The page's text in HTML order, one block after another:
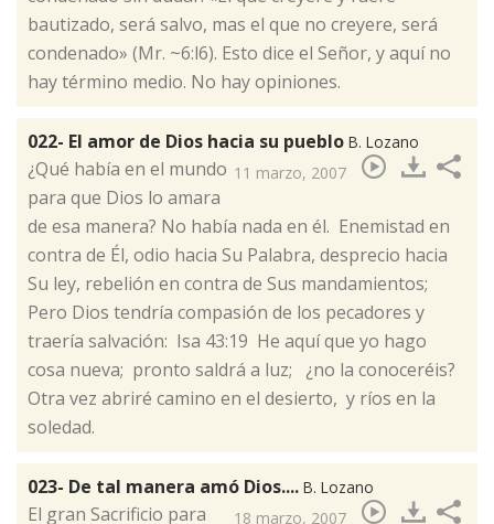
bautizado, será salvo, mas el que no creyere, será
condenado» (Mr. ~6:l6). Esto dice el Señor, y aquí no
hay término medio. No hay opiniones.
022- El amor de Dios hacia su pueblo B. Lozano
11 marzo, 2007
​¿Qué había en el mundo
para que Dios lo amara
de esa manera? No había nada en él. Enemistad en
contra de Él, odio hacia Su Palabra, desprecio hacia
Su ley, rebelión en contra de Sus mandamientos;
Pero Dios tendría compasión de los pecadores y
traería salvación: Isa 43:19 He aquí que yo hago
cosa nueva; pronto saldrá a luz; ¿no la conoceréis?
Otra vez abriré camino en el desierto, y ríos en la
soledad.
023- De tal manera amó Dios.... B. Lozano
18 marzo, 2007
​El gran Sacrificio para